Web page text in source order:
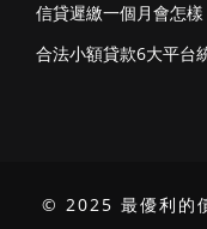
信貸遲繳一個月會怎
合法小額貸款6大平台
© 2025 最優利的